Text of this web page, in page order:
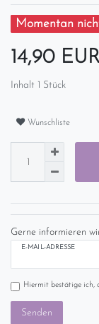
Momentan
14,90
Inhalt 1 Stück
Wunschliste
Gerne informieren
E-MAIL-ADRESSE
Hiermit bestätige ich,
Senden